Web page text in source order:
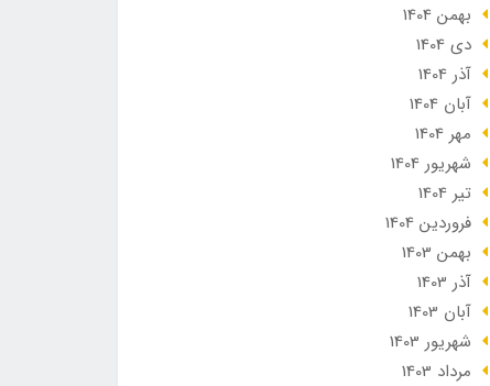
بهمن 1404
دی 1404
آذر 1404
آبان 1404
مهر 1404
شهریور 1404
تير 1404
فروردین 1404
بهمن 1403
آذر 1403
آبان 1403
شهریور 1403
مرداد 1403